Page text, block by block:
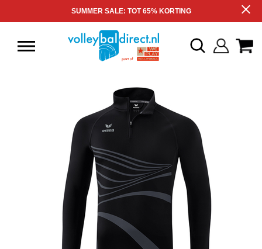
SUMMER SALE: TOT 65% KORTING